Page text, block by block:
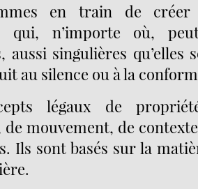
en train de
qui, n’importe où,
aussi singulières qu’elles
au silence ou à la
légaux de
de mouvement, de
Ils sont basés sur la